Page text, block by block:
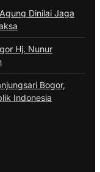
Dinilai Jaga
Hj. Nunur
Bogor,
Indonesia